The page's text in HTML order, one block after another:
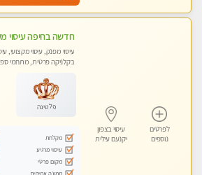
לפרטים
נוספים
עיסוי בצפון
יקנעם עילית
עיסוי מפנק, עיסוי מקצועי,
בקלניקה פרטית, מתחמי
פלטינה
מקלחת
עיסוי מרגיע
מקום פרטי
תמונה אמיתית